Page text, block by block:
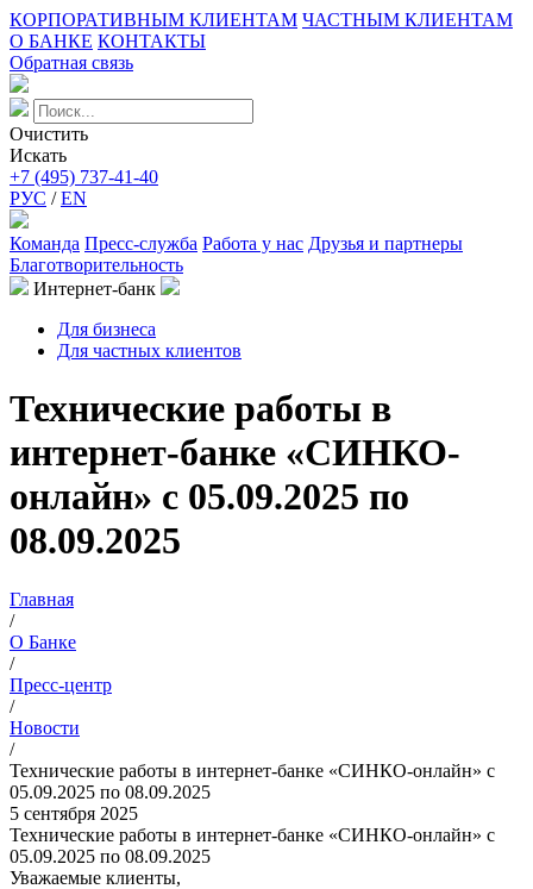
КОРПОРАТИВНЫМ КЛИЕНТАМ ЧАСТНЫМ КЛИЕНТАМ
О БАНКЕ КОНТАКТЫ
Обратная связь
Очистить
Искать
+7 (495) 737-41-40
РУС /EN
Команда Пресс-служба Работа у нас Друзья и партнеры
Благотворительность
Интернет-банк
Для бизнеса
Для частных клиентов
Технические работы в
интернет-банке «СИНКО-
онлайн» с 05.09.2025 по
08.09.2025
Главная
/
О Банке
/
Пресс-центр
/
Новости
/
Технические работы в интернет-банке «СИНКО-онлайн» с
05.09.2025 по 08.09.2025
5 сентября 2025
Технические работы в интернет-банке «СИНКО-онлайн» с
05.09.2025 по 08.09.2025
Уважаемые клиенты,